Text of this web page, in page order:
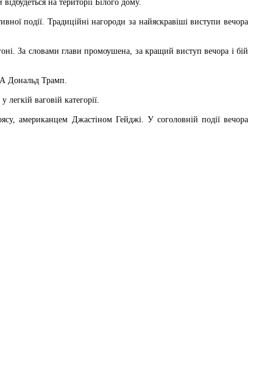
на території Білого дому.
події. Традиційні нагороди за найяскравіші виступи вечора
За словами глави промоушена, за кращий виступ вечора і бій
Дональд Трамп.
ваговій категорії.
американцем Джастіном Гейджі. У соголовній події вечора